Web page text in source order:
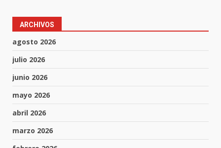
ARCHIVOS
agosto 2026
julio 2026
junio 2026
mayo 2026
abril 2026
marzo 2026